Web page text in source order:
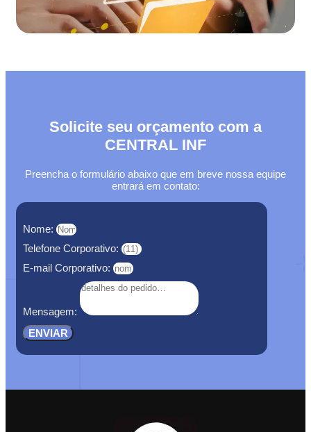
Solicite seu orçamento com a
CENTRAL INF
Preencha o formulário abaixo que em breve nossa equipe
entrará em contato:
Nome:
Telefone Corporativo:
E-mail Corporativo:
Mensagem:
ENVIAR